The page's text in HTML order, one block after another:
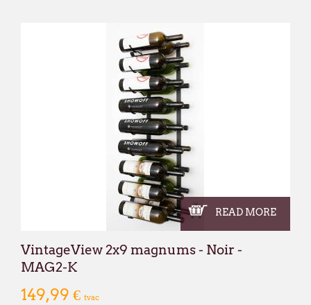
READ MORE
VintageView 2x9 magnums - Noir -
MAG2-K
149,99 € tvac